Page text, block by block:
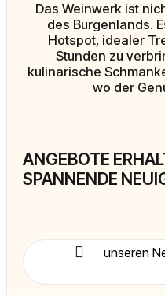
Das Weinwerk ist
des Burgenlands.
Hotspot, idealer
Stunden zu
kulinarische
wo der
ANGEBOTE
SPANNENDE
unseren